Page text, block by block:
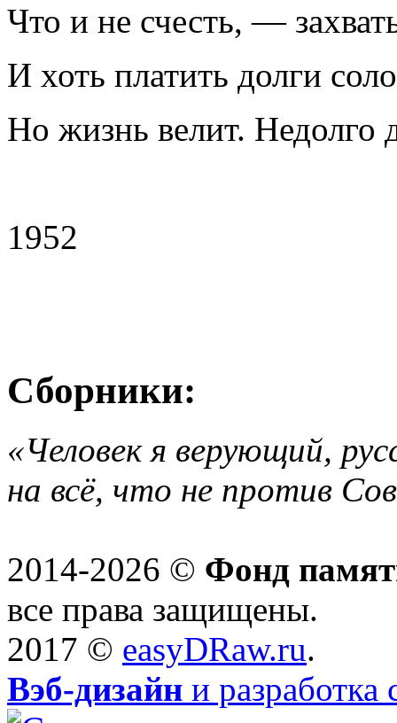
Что и не счесть, —
И хоть платить долги
Но жизнь велит. Недолго
1952
Сборники:
«Человек я верующий,
на всё, что не против
2014-2026 © Фонд
все права защищены.
2017 © easyDRaw.ru.
Вэб-дизайн и разработка